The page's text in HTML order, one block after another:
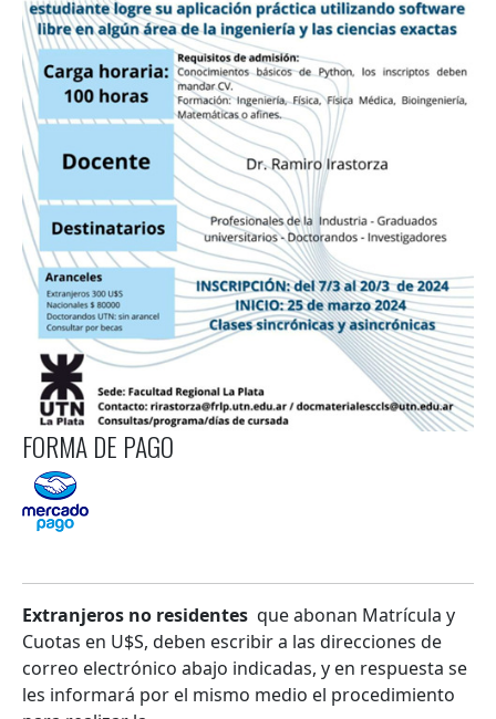
FORMA DE PAGO
Extranjeros no residentes que abonan Matrícula y
Cuotas en U$S, deben escribir a las direcciones de
correo electrónico abajo indicadas, y en respuesta se
les informará por el mismo medio el procedimiento